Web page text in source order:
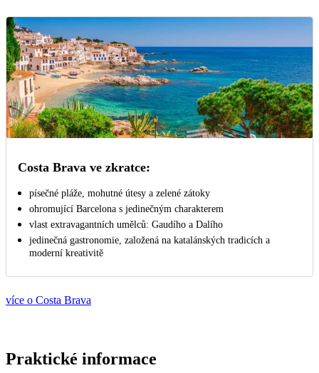
Costa Brava ve zkratce:
písečné pláže, mohutné útesy a zelené zátoky
ohromující Barcelona s jedinečným charakterem
vlast extravagantních umělců: Gaudího a Dalího
jedinečná gastronomie, založená na katalánských tradicích a
moderní kreativitě
více o Costa Brava
Praktické informace